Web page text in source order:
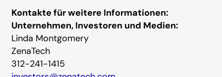
Kontakte für weitere Informationen:
Unternehmen, Investoren und Medien:
Linda Montgomery
ZenaTech
312-241-1415